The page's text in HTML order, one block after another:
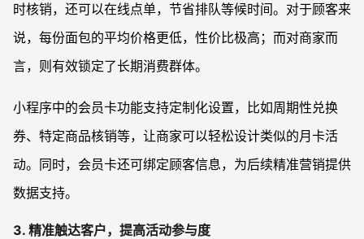
时核销，还可以在线点单，节省排队等候时间。对于顾客来
说，每份面包的平均价格更低，性价比极高；而对商家而
言，则有效锁定了长期消费群体。
小程序中的会员卡功能支持定制化设置，比如周期性兑换
券、特定商品核销等，让商家可以轻松设计类似的月卡活
动。同时，会员卡还可绑定顾客信息，为后续精准营销提供
数据支持。
3. 精准触达客户，提高活动参与度